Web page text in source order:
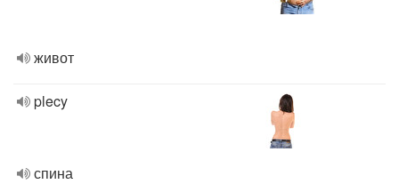
живот
plecy
спина